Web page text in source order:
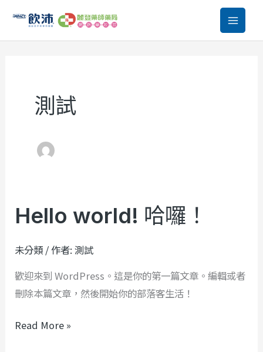
主
測試
Hello world! 哈囉！
未分類 / 作者:測試
歡迎來到 WordPress。這是你的第一篇文章。編輯或者
刪除本篇文章，然後開始你的部落客生活！
Hello
哈
Read More »